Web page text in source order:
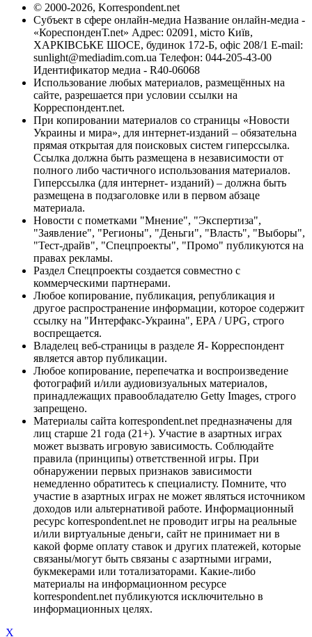
© 2000-2026, Korrespondent.net
Субъект в сфере онлайн-медиа Название онлайн-медиа -
«КореспонденТ.net» Адрес: 02091, місто Київ,
ХАРКІВСЬКЕ ШОСЕ, будинок 172-Б, офіс 208/1 E-mail:
sunlight@mediadim.com.ua Телефон: 044-205-43-00
Идентификатор медиа - R40-06068
Использование любых материалов, размещённых на
сайте, разрешается при условии ссылки на
Корреспондент.net.
При копировании материалов со страницы «Новости
Украины и мира», для интернет-изданий – обязательна
прямая открытая для поисковых систем гиперссылка.
Ссылка должна быть размещена в независимости от
полного либо частичного использования материалов.
Гиперссылка (для интернет- изданий) – должна быть
размещена в подзаголовке или в первом абзаце
материала.
Новости с пометками "Мнение", "Экспертиза",
"Заявление", "Регионы", "Деньги", "Власть", "Выборы",
"Тест-драйв", "Спецпроекты", "Промо" публикуются на
правах рекламы.
Раздел Спецпроекты создается совместно с
коммерческими партнерами.
Любое копирование, публикация, републикация и
другое распространение информации, которое содержит
ссылку на "Интерфакс-Украина", EPA / UPG, строго
воспрещается.
Владелец веб-страницы в разделе Я- Корреспондент
является автор публикации.
Любое копирование, перепечатка и воспроизведение
фотографий и/или аудиовизуальных материалов,
принадлежащих правообладателю Getty Images, строго
запрещено.
Материалы сайта korrespondent.net предназначены для
лиц старше 21 года (21+). Участие в азартных играх
может вызвать игровую зависимость. Соблюдайте
правила (принципы) ответственной игры. При
обнаружении первых признаков зависимости
немедленно обратитесь к специалисту. Помните, что
участие в азартных играх не может являться источником
доходов или альтернативой работе. Информационный
ресурс korrespondent.net не проводит игры на реальные
и/или виртуальные деньги, сайт не принимает ни в
какой форме оплату ставок и других платежей, которые
связаны/могут быть связаны с азартными играми,
букмекерами или тотализаторами. Какие-либо
материалы на информационном ресурсе
korrespondent.net публикуются исключительно в
информационных целях.
X